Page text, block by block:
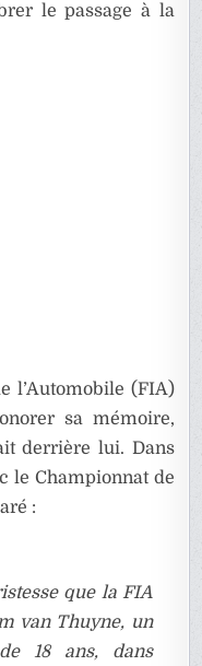
le passage à la
l’Automobile (FIA)
sa mémoire,
derrière lui. Dans
le Championnat de
:
que la FIA
van Thuyne, un
18 ans, dans